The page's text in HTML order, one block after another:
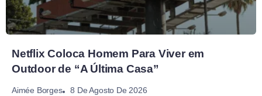
Netflix Coloca Homem Para Viver em
Outdoor de “A Última Casa”
Aimée Borges 8 De Agosto De 2026